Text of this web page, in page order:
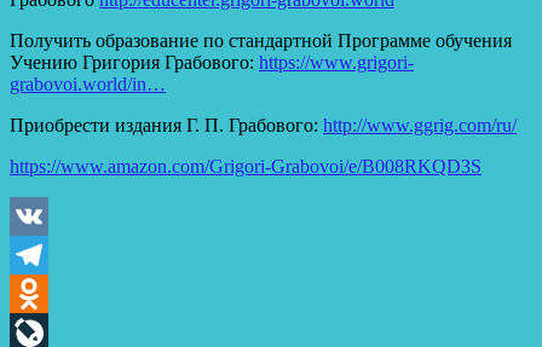
Получить образование по стандартной Программе обучения
Учению Григория Грабового: https://www.grigori-
grabovoi.world/in…
Приобрести издания Г. П. Грабового: http://www.ggrig.com/ru/
https://www.amazon.com/Grigori-Grabovoi/e/B008RKQD3S
VK
Telegram
Odnoklassniki